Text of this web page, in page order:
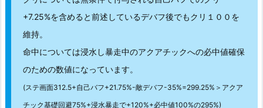
+7.25%を含めると前述しているデバフ後でもクリ１００を
維持。
命中については浸水し暴走中のアクアチックへの必中値確保
のための数値になっています。
(ステ画面312.5+自己バフ+21.75%-敵デバフ-35%=299.25%＞アクア
チック基礎回避75%+浸水暴走で+120%+必中値100%の295%)